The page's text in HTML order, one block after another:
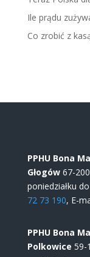
Ile prądu
Co zrobić z
PPHU Bona
Głogów67-200
poniedziałku
72 73 190, E-
PPHU Bona
Polkowice 59-